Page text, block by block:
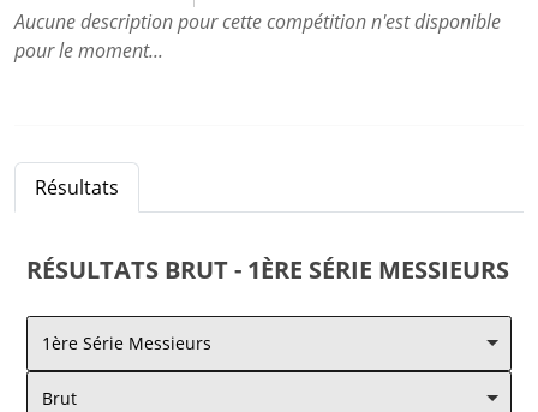
Aucune description pour cette compétition n'est disponible
pour le moment...
Résultats
RÉSULTATS BRUT - 1ÈRE SÉRIE MESSIEURS
1ère Série Messieurs
Brut